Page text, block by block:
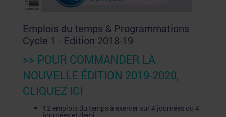
Emplois du temps & Programmations
Cycle 1 - Edition 2018-19
>> POUR COMMANDER LA
NOUVELLE ÉDITION 2019-2020,
CLIQUEZ ICI
12 emplois du temps à exercer sur 4 journées ou 4